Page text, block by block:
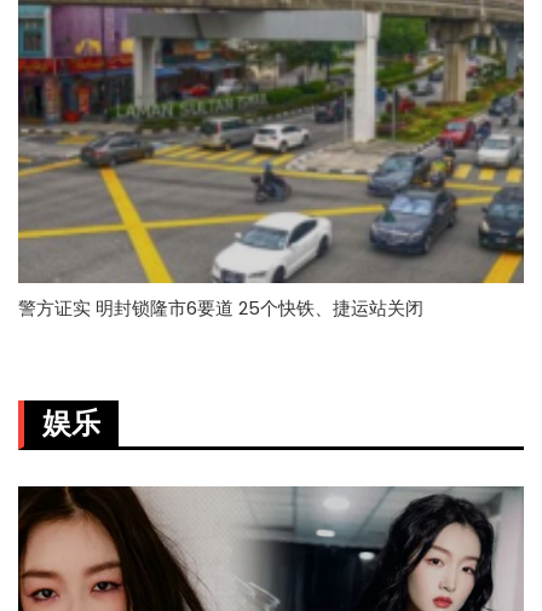
警方证实 明封锁隆市6要道 25个快铁、捷运站关闭
娱乐